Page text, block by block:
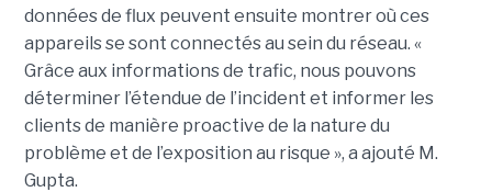
données de flux peuvent ensuite montrer où ces
appareils se sont connectés au sein du réseau. «
Grâce aux informations de trafic, nous pouvons
déterminer l’étendue de l’incident et informer les
clients de manière proactive de la nature du
problème et de l’exposition au risque », a ajouté M.
Gupta.